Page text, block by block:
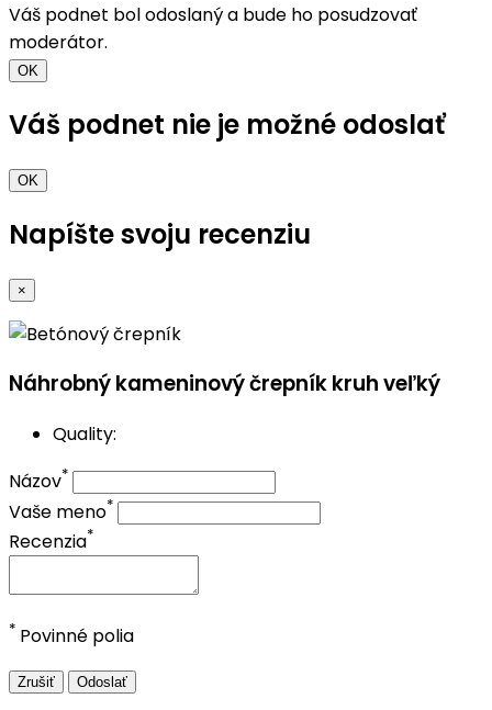
Váš podnet bol odoslaný a bude ho posudzovať
moderátor.
OK
Váš podnet nie je možné odoslať
OK
Napíšte svoju recenziu
×
Náhrobný kameninový črepník kruh veľký
Quality:
Názov*
Vaše meno*
Recenzia*
* Povinné polia
Zrušiť Odoslať